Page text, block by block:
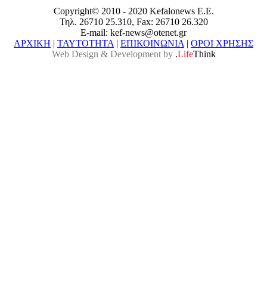
Copyright© 2010 - 2020 Kefalonews Ε.E.
Τηλ. 26710 25.310, Fax: 26710 26.320
E-mail: kef-news@otenet.gr
ΑΡΧΙΚΗ | ΤΑΥΤΟΤΗΤΑ | ΕΠΙΚΟΙΝΩΝΙΑ | ΟΡΟΙ ΧΡΗΣΗΣ
Web Design & Development by .LifeThink